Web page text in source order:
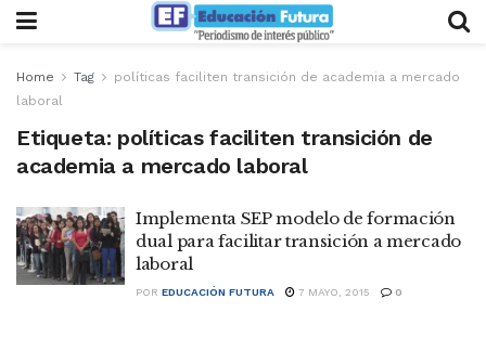
Home Tag
políticas faciliten transición de academia a mercado
laboral
Etiqueta: políticas faciliten transición de
academia a mercado laboral
Implementa SEP modelo de formación
dual para facilitar transición a mercado
laboral
POR EDUCACIÓN FUTURA 7 MAYO, 2015 0